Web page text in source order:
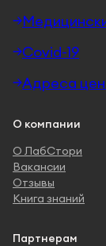
Covid-19
Адреса
О компании
О ЛабСтори
Вакансии
Отзывы
Книга знаний
Партнерам